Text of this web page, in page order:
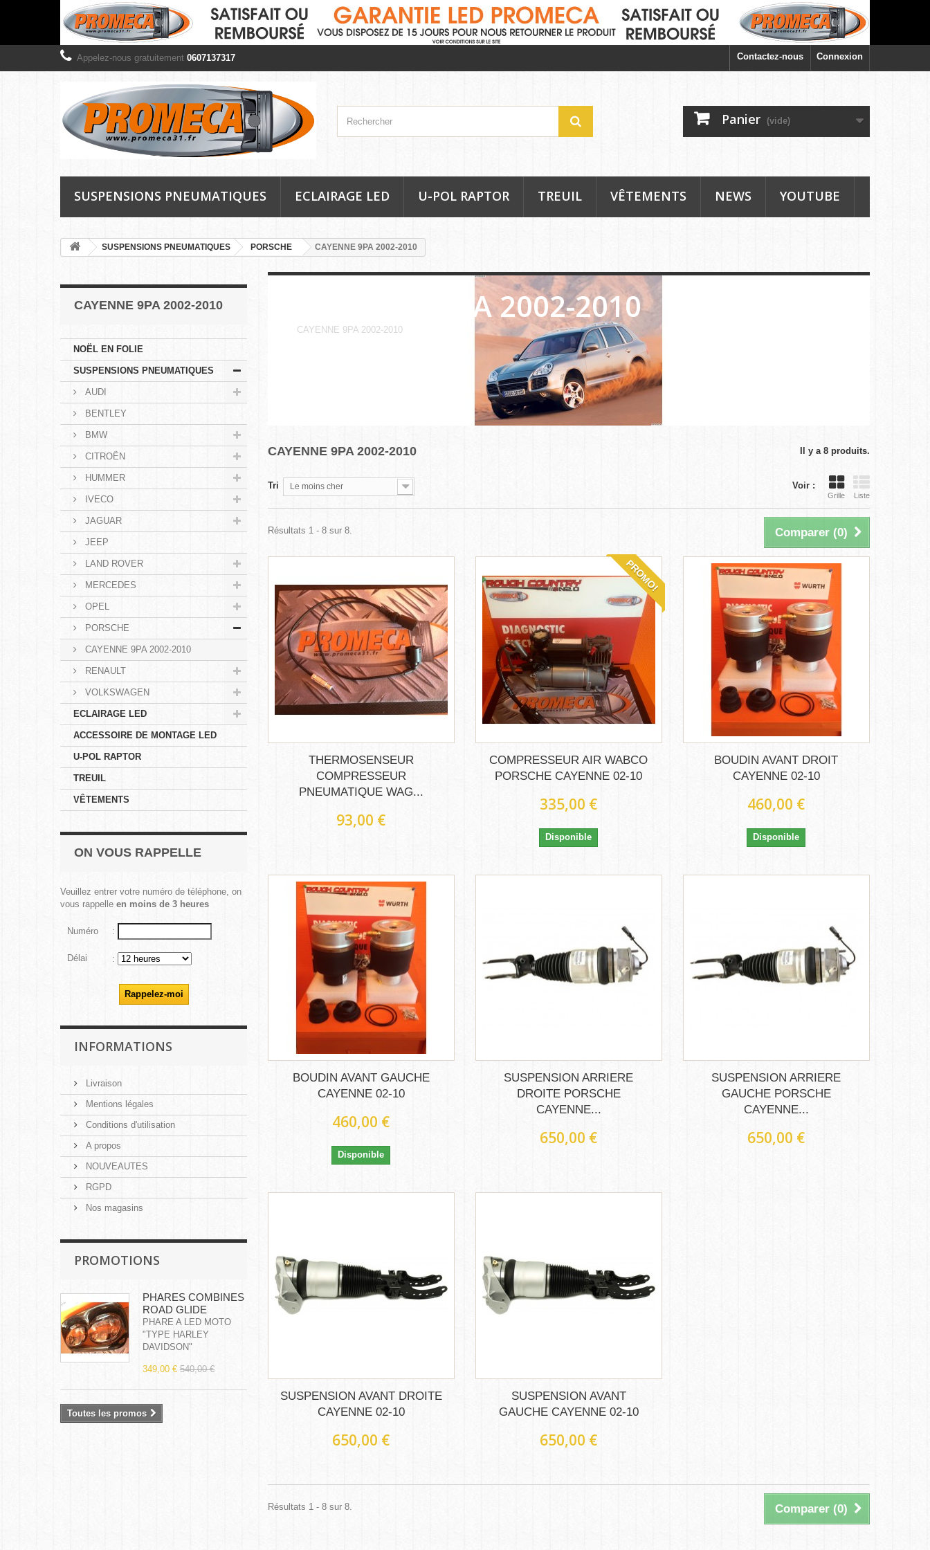
Connexion
Contactez-nous
Appelez-nous gratuitement 0607137317
Panier (vide)
SUSPENSIONS PNEUMATIQUES ECLAIRAGE LED U-POL RAPTOR TREUIL VÊTEMENTS NEWS YOUTUBE
SUSPENSIONS PNEUMATIQUES PORSCHE CAYENNE 9PA 2002-2010
CAYENNE 9PA 2002-2010
NOËL EN FOLIE
SUSPENSIONS PNEUMATIQUES
AUDI
BENTLEY
BMW
CITROËN
HUMMER
IVECO
JAGUAR
JEEP
LAND ROVER
MERCEDES
OPEL
PORSCHE
CAYENNE 9PA 2002-2010
RENAULT
VOLKSWAGEN
ECLAIRAGE LED
ACCESSOIRE DE MONTAGE LED
U-POL RAPTOR
TREUIL
VÊTEMENTS
ON VOUS RAPPELLE
Veuillez entrer votre numéro de téléphone, on
vous rappelle en moins de 3 heures
Numéro :
Délai :
INFORMATIONS
Livraison
Mentions légales
Conditions d'utilisation
A propos
NOUVEAUTES
RGPD
Nos magasins
PROMOTIONS
PHARES COMBINES
ROAD GLIDE
PHARE A LED MOTO
"TYPE HARLEY
DAVIDSON"
349,00 € 540,00 €
Toutes les promos
CAYENNE 9PA 2002-2010
CAYENNE 9PA 2002-2010
CAYENNE 9PA 2002-2010 Il y a 8 produits.
Voir :
Grille Liste
Tri Le moins cher
Comparer (0)
Résultats 1 - 8 sur 8.
THERMOSENSEUR
COMPRESSEUR
PNEUMATIQUE WAG...
93,00 €
PROMO!
COMPRESSEUR AIR WABCO
PORSCHE CAYENNE 02-10
335,00 €
Disponible
BOUDIN AVANT DROIT
CAYENNE 02-10
460,00 €
Disponible
BOUDIN AVANT GAUCHE
CAYENNE 02-10
460,00 €
Disponible
SUSPENSION ARRIERE
DROITE PORSCHE
CAYENNE...
650,00 €
SUSPENSION ARRIERE
GAUCHE PORSCHE
CAYENNE...
650,00 €
SUSPENSION AVANT DROITE
CAYENNE 02-10
650,00 €
SUSPENSION AVANT
GAUCHE CAYENNE 02-10
650,00 €
Comparer (0)
Résultats 1 - 8 sur 8.